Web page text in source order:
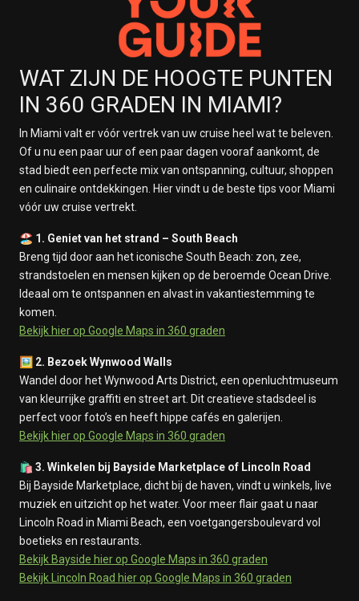
WAT ZIJN DE HOOGTE PUNTEN
IN 360 GRADEN IN MIAMI?
In Miami valt er vóór vertrek van uw cruise heel wat te beleven.
Of u nu een paar uur of een paar dagen vooraf aankomt, de
stad biedt een perfecte mix van ontspanning, cultuur, shoppen
en culinaire ontdekkingen. Hier vindt u de beste tips voor Miami
vóór uw cruise vertrekt.
🏖️ 1. Geniet van het strand – South Beach
Breng tijd door aan het iconische South Beach: zon, zee,
strandstoelen en mensen kijken op de beroemde Ocean Drive.
Ideaal om te ontspannen en alvast in vakantiestemming te
komen.
Bekijk hier op Google Maps in 360 graden
🖼️ 2. Bezoek Wynwood Walls
Wandel door het Wynwood Arts District, een openluchtmuseum
van kleurrijke graffiti en street art. Dit creatieve stadsdeel is
perfect voor foto’s en heeft hippe cafés en galerijen.
Bekijk hier op Google Maps in 360 graden
🛍️ 3. Winkelen bij Bayside Marketplace of Lincoln Road
Bij Bayside Marketplace, dicht bij de haven, vindt u winkels, live
muziek en uitzicht op het water. Voor meer flair gaat u naar
Lincoln Road in Miami Beach, een voetgangersboulevard vol
boetieks en restaurants.
Bekijk Bayside hier op Google Maps in 360 graden
Bekijk Lincoln Road hier op Google Maps in 360 graden